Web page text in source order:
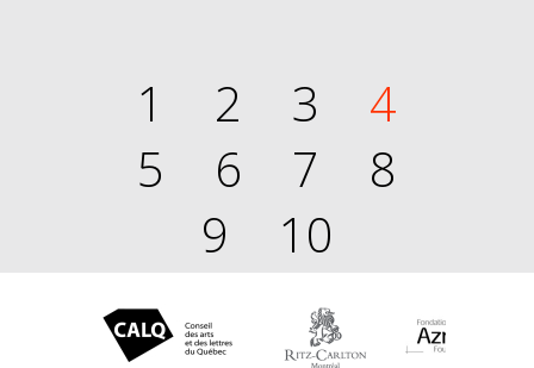
1 2 3
4
5
6 7
8
9
10